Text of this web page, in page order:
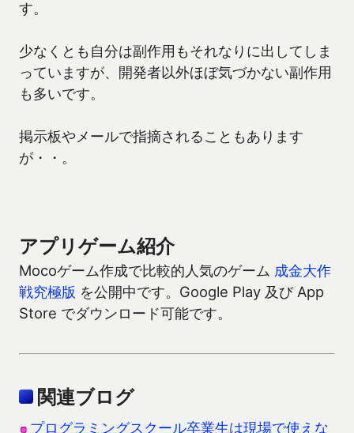
す。
少なくとも自分は副作用もそれなりに出してしま
っていますが、開発者以外ほぼ気づかない副作用
も多いです。
掲示板やメールで指摘されることもあります
が・・。
アプリゲーム紹介
Mocoゲーム作成で比較的人気のゲーム 成金大作
戦究極版 を公開中です。Google Play 及び App
Store でダウンロード可能です。
関連ブログ
プログラミングスクール卒業生は現場で使えな